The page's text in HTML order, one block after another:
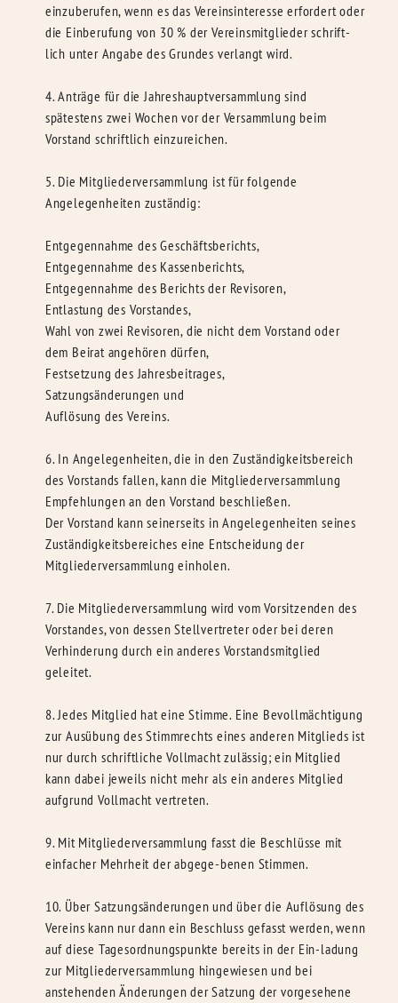
einzuberufen, wenn es das Vereinsinteresse erfordert oder
die Einberufung von 30 % der Vereinsmitglieder schrift-
lich unter Angabe des Grundes verlangt wird.
4. Anträge für die Jahreshauptversammlung sind
spätestens zwei Wochen vor der Versammlung beim
Vorstand schriftlich einzureichen.
5. Die Mitgliederversammlung ist für folgende
Angelegenheiten zuständig:
Entgegennahme des Geschäftsberichts,
Entgegennahme des Kassenberichts,
Entgegennahme des Berichts der Revisoren,
Entlastung des Vorstandes,
Wahl von zwei Revisoren, die nicht dem Vorstand oder
dem Beirat angehören dürfen,
Festsetzung des Jahresbeitrages,
Satzungsänderungen und
Auflösung des Vereins.
6. In Angelegenheiten, die in den Zuständigkeitsbereich
des Vorstands fallen, kann die Mitgliederversammlung
Empfehlungen an den Vorstand beschließen.
Der Vorstand kann seinerseits in Angelegenheiten seines
Zuständigkeitsbereiches eine Entscheidung der
Mitgliederversammlung einholen.
7. Die Mitgliederversammlung wird vom Vorsitzenden des
Vorstandes, von dessen Stellvertreter oder bei deren
Verhinderung durch ein anderes Vorstandsmitglied
geleitet.
8. Jedes Mitglied hat eine Stimme. Eine Bevollmächtigung
zur Ausübung des Stimmrechts eines anderen Mitglieds ist
nur durch schriftliche Vollmacht zulässig; ein Mitglied
kann dabei jeweils nicht mehr als ein anderes Mitglied
aufgrund Vollmacht vertreten.
9. Mit Mitgliederversammlung fasst die Beschlüsse mit
einfacher Mehrheit der abgege-benen Stimmen.
10. Über Satzungsänderungen und über die Auflösung des
Vereins kann nur dann ein Beschluss gefasst werden, wenn
auf diese Tagesordnungspunkte bereits in der Ein-ladung
zur Mitgliederversammlung hingewiesen und bei
anstehenden Änderungen der Satzung der vorgesehene